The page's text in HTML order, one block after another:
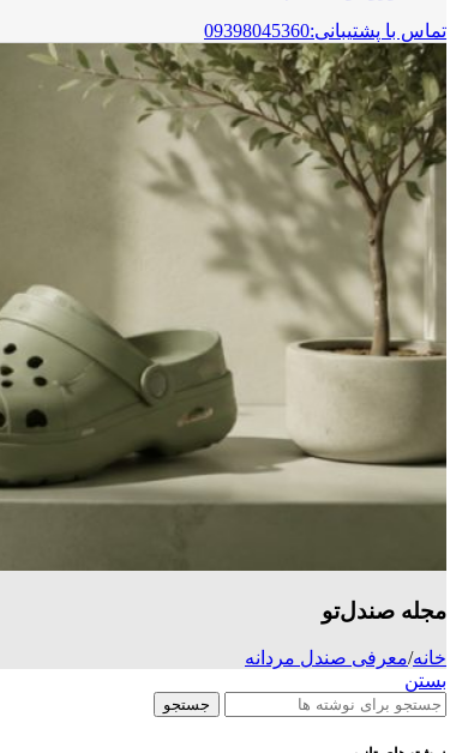
تماس با پشتیبانی:09398045360
مجله صندل‌تو
خانه/معرفی صندل مردانه
بستن
جستجو